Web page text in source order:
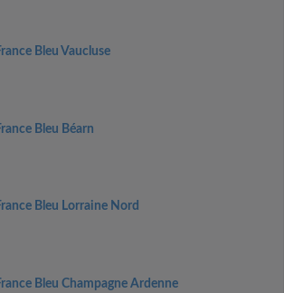
Bleu Vaucluse
Bleu Béarn
Bleu Lorraine Nord
Bleu Champagne Ardenne